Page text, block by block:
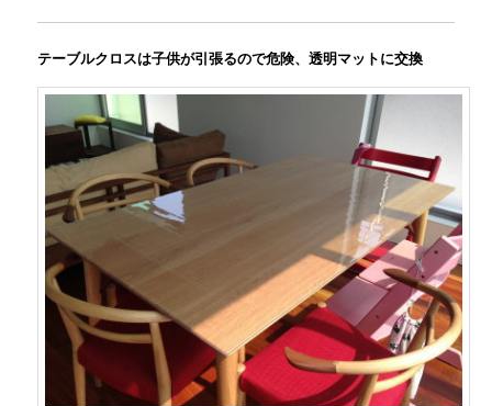
テーブルクロスは子供が引張るので危険、透明マットに交換